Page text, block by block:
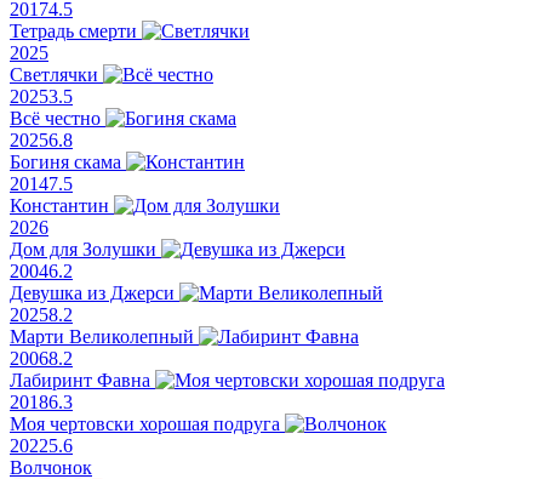
20174.5
Тетрадь смерти
2025
Светлячки
20253.5
Всё честно
20256.8
Богиня скама
20147.5
Константин
2026
Дом для Золушки
20046.2
Девушка из Джерси
20258.2
Марти Великолепный
20068.2
Лабиринт Фавна
20186.3
Моя чертовски хорошая подруга
20225.6
Волчонок